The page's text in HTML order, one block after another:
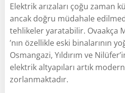
Elektrik arızaları çoğu zaman
ancak doğru müdahale
tehlikeler yaratabilir. Ovaakça
’nın özellikle eski binalarının
Osmangazi, Yıldırım ve
elektrik altyapıları artık
zorlanmaktadır.